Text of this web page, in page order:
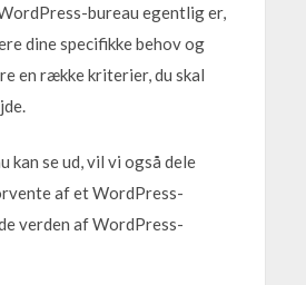
bureau egentlig er,
dine specifikke behov og
en række kriterier, du skal
kan se ud, vil vi også dele
af et WordPress-
verden af WordPress-